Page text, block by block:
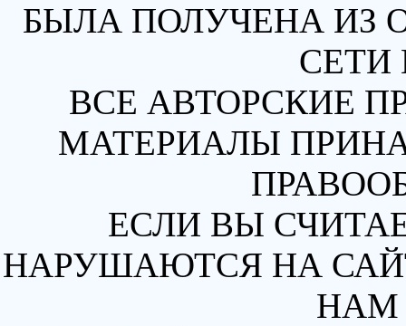
БЫЛА ПОЛУЧЕНА ИЗ
СЕТИ
ВСЕ АВТОРСКИЕ
МАТЕРИАЛЫ
ЕСЛИ ВЫ
НАРУШАЮТСЯ НА
НАМ